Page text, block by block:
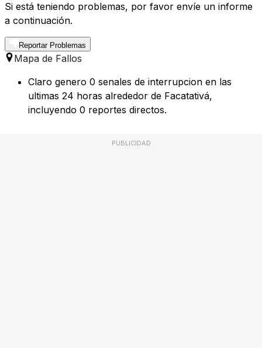
Si está teniendo problemas, por favor envíe un informe
a continuación.
Reportar Problemas
Mapa de Fallos
Claro genero 0 senales de interrupcion en las
ultimas 24 horas alrededor de Facatativá,
incluyendo 0 reportes directos.
PUBLICIDAD